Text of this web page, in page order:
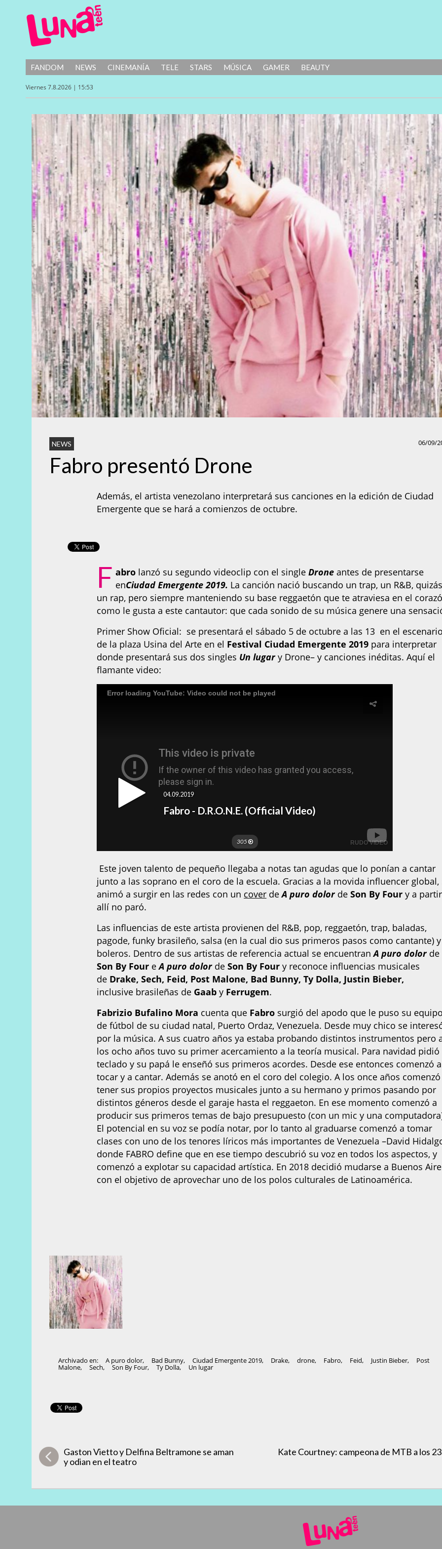
FANDOM NEWS CINEMANÍA TELE STARS MÚSICA GAMER BEAUTY
Viernes 7.8.2026 | 15:53
06/09/
NEWS
Fabro presentó Drone
Además, el artista venezolano interpretará sus canciones en la edición de Ciudad
Emergente que se hará a comienzos de octubre.
F abro lanzó su segundo videoclip con el singleDrone antes de presentarse
enCiudad Emergente 2019. La canción nació buscando un trap, un R&B,
un rap, pero siempre manteniendo su base reggaetón que te atraviesa en el
como le gusta a este cantautor: que cada sonido de su música genere una
Primer Show Oficial: se presentará el sábado 5 de octubre a las 13 en el
de la plaza Usina del Arte en el Festival Ciudad Emergente 2019 para interpretar
donde presentará sus dos singles Un lugary Drone– y canciones inéditas. Aquí el
flamante video:
Este joven talento de pequeño llegaba a notas tan agudas que lo ponían a cantar
junto a las soprano en el coro de la escuela. Gracias a la movida influencer global,
animó a surgir en las redes con un cover deA puro dolordeSon By Four y a
allí no paró.
Las influencias de este artista provienen del R&B, pop, reggaetón, trap, baladas,
pagode, funky brasileño, salsa (en la cual dio sus primeros pasos como cantante) y
boleros. Dentro de sus artistas de referencia actual se encuentranA puro dolorde
Son By Four eA puro dolordeSon By Foury reconoce influencias musicales
de Drake, Sech, Feid, Post Malone, Bad Bunny, Ty Dolla, Justin Bieber,
inclusive brasileñas de Gaaby Ferrugem.
Fabrizio Bufalino Mora cuenta que Fabro surgió del apodo que le puso su
de fútbol de su ciudad natal, Puerto Ordaz, Venezuela. Desde muy chico se
por la música. A sus cuatro años ya estaba probando distintos instrumentos pero
los ocho años tuvo su primer acercamiento a la teoría musical. Para navidad
teclado y su papá le enseñó sus primeros acordes. Desde ese entonces comenzó a
tocar y a cantar. Además se anotó en el coro del colegio. A los once años
tener sus propios proyectos musicales junto a su hermano y primos pasando por
distintos géneros desde el garaje hasta el reggaeton. En ese momento comenzó a
producir sus primeros temas de bajo presupuesto (con un mic y una
El potencial en su voz se podía notar, por lo tanto al graduarse comenzó a tomar
clases con uno de los tenores líricos más importantes de Venezuela –David
donde FABRO define que en ese tiempo descubrió su voz en todos los aspectos, y
comenzó a explotar su capacidad artística. En 2018 decidió mudarse a Buenos
con el objetivo de aprovechar uno de los polos culturales de Latinoamérica.
Archivado en: A puro dolor, Bad Bunny, Ciudad Emergente 2019, Drake, drone, Fabro, Feid, Justin Bieber, Post
Malone, Sech, Son By Four, Ty Dolla, Un lugar
Gaston Vietto y Delfina Beltramone se aman
y odian en el teatro
Kate Courtney: campeona de MTB a los 23